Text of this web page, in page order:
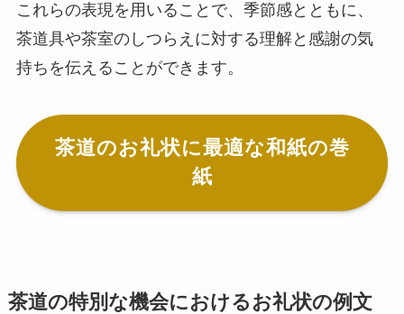
これらの表現を用いることで、季節感とともに、
茶道具や茶室のしつらえに対する理解と感謝の気
持ちを伝えることができます。
茶道のお礼状に最適な和紙の巻
紙
茶道の特別な機会におけるお礼状の例文